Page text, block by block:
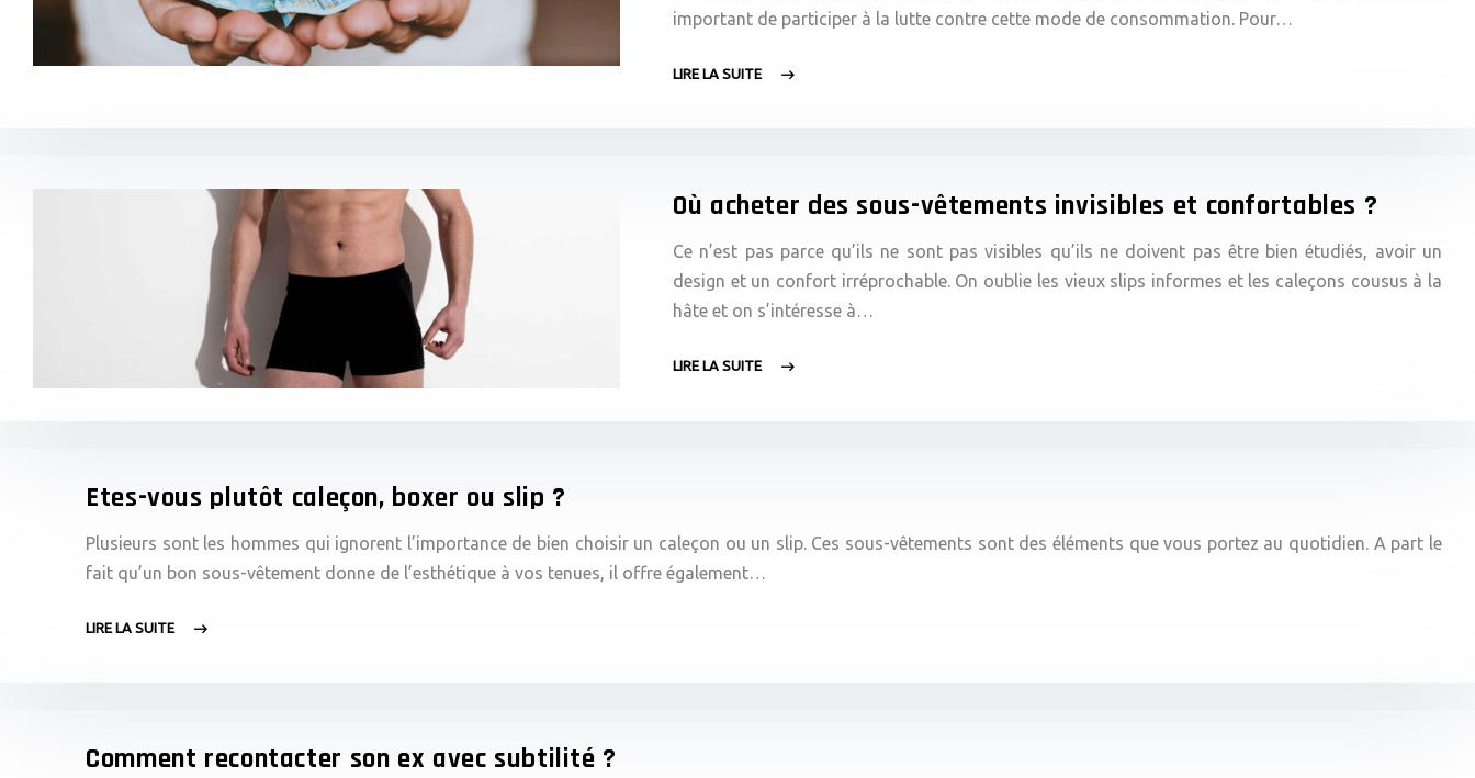
important de participer à la lutte contre cette mode de consommation. Pour…
LIRE LA SUITE
Où acheter des sous-vêtements invisibles et confortables ?
Ce n’est pas parce qu’ils ne sont pas visibles qu’ils ne doivent pas être bien étudiés, avoir un
design et un confort irréprochable. On oublie les vieux slips informes et les caleçons cousus à la
hâte et on s’intéresse à…
LIRE LA SUITE
Etes-vous plutôt caleçon, boxer ou slip ?
Plusieurs sont les hommes qui ignorent l’importance de bien choisir un caleçon ou un slip. Ces sous-vêtements sont des éléments que vous portez au quotidien. A part le
fait qu’un bon sous-vêtement donne de l’esthétique à vos tenues, il offre également…
LIRE LA SUITE
Comment recontacter son ex avec subtilité ?